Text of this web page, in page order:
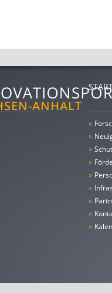
»
»
»
»
»
»
»
»
»